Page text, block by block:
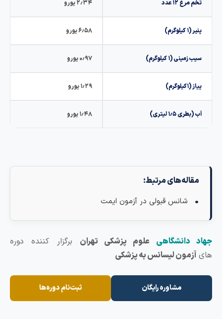
(۱ کیلوگرم)
مرتبط:
شانس قبولی در آزمون ایمت
دانشگاهیعلوم پزشکی تهرانبرگزار کننده دوره
لیسانس به پزشکی
مشاوره رایگان ثبت‌نام دوره‌ها